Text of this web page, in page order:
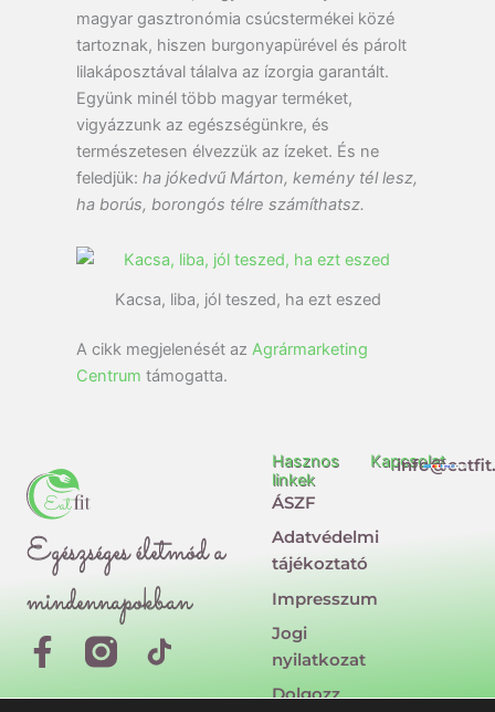
magyar gasztronómia csúcstermékei közé
tartoznak, hiszen burgonyapürével és párolt
lilakáposztával tálalva az ízorgia garantált.
Együnk minél több magyar terméket,
vigyázzunk az egészségünkre, és
természetesen élvezzük az ízeket. És ne
feledjük: ha jókedvű Márton, kemény tél lesz,
ha borús, borongós télre számíthatsz.
Kacsa, liba, jól teszed, ha ezt eszed
A cikk megjelenését az Agrármarketing
Centrum támogatta.
Egészséges életmód a
mindennapokban
F
T
Hasznos
linkek
ÁSZF
Adatvédelmi
tájékoztató
Impresszum
Jogi
nyilatkozat
Dolgozz
Kapcsolat